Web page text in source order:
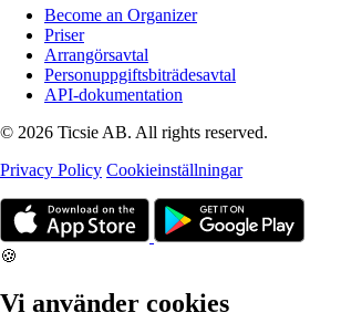
Become an Organizer
Priser
Arrangörsavtal
Personuppgiftsbiträdesavtal
API-dokumentation
© 2026 Ticsie AB. All rights reserved.
Privacy Policy Cookieinställningar
🍪
Vi använder cookies